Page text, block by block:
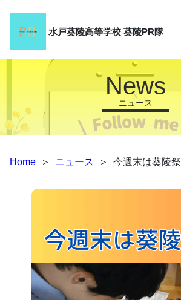
水戸葵陵高等学校 葵陵PR隊
ニュース
News
Home ＞ ニュース ＞ 今週末は葵陵祭